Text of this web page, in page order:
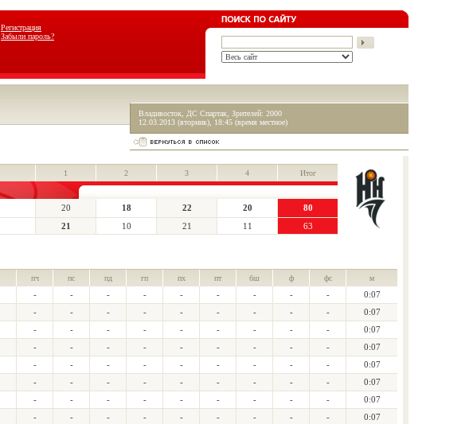
Регистрация
Забыли пароль?
Владивосток, ДС Спартак, Зрителей: 2000
12.03.2013 (вторник), 18:45 (время местное)
1 2 3 4
Итог
20 18 22 20
80
21 10 21 11 63
пч пс пд гп пх пт бш ф фс м
- - - - - - - - -
0:07
- - - - - - - - -
0:07
- - - - - - - - -
0:07
- - - - - - - - -
0:07
- - - - - - - - -
0:07
- - - - - - - - -
0:07
- - - - - - - - -
0:07
- - - - - - - - -
0:07